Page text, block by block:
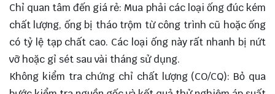
Chỉ quan tâm đến giá rẻ: Mua phải các loại ống đúc kém
chất lượng, ống bị tháo trộm từ công trình cũ hoặc ống
có tỷ lệ tạp chất cao. Các loại ống này rất nhanh bị nứt
vỡ hoặc gỉ sét sau vài tháng sử dụng.
Không kiểm tra chứng chỉ chất lượng (CO/CQ): Bỏ qua